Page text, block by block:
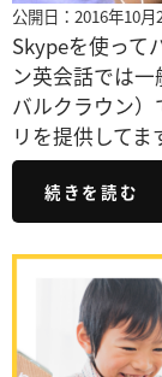
公開日：2016年10月
Skypeを使って
ン英会話では一
バルクラウン
リを提供して
続きを読む